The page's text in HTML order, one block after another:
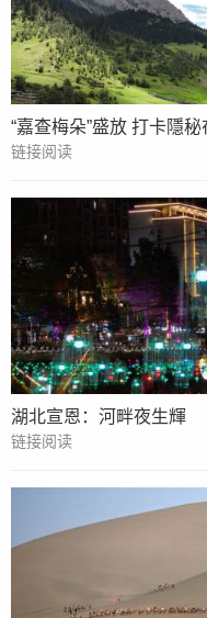
“嘉查梅朵”盛放 打卡隱
链接阅读
湖北宣恩：河畔夜生輝
链接阅读